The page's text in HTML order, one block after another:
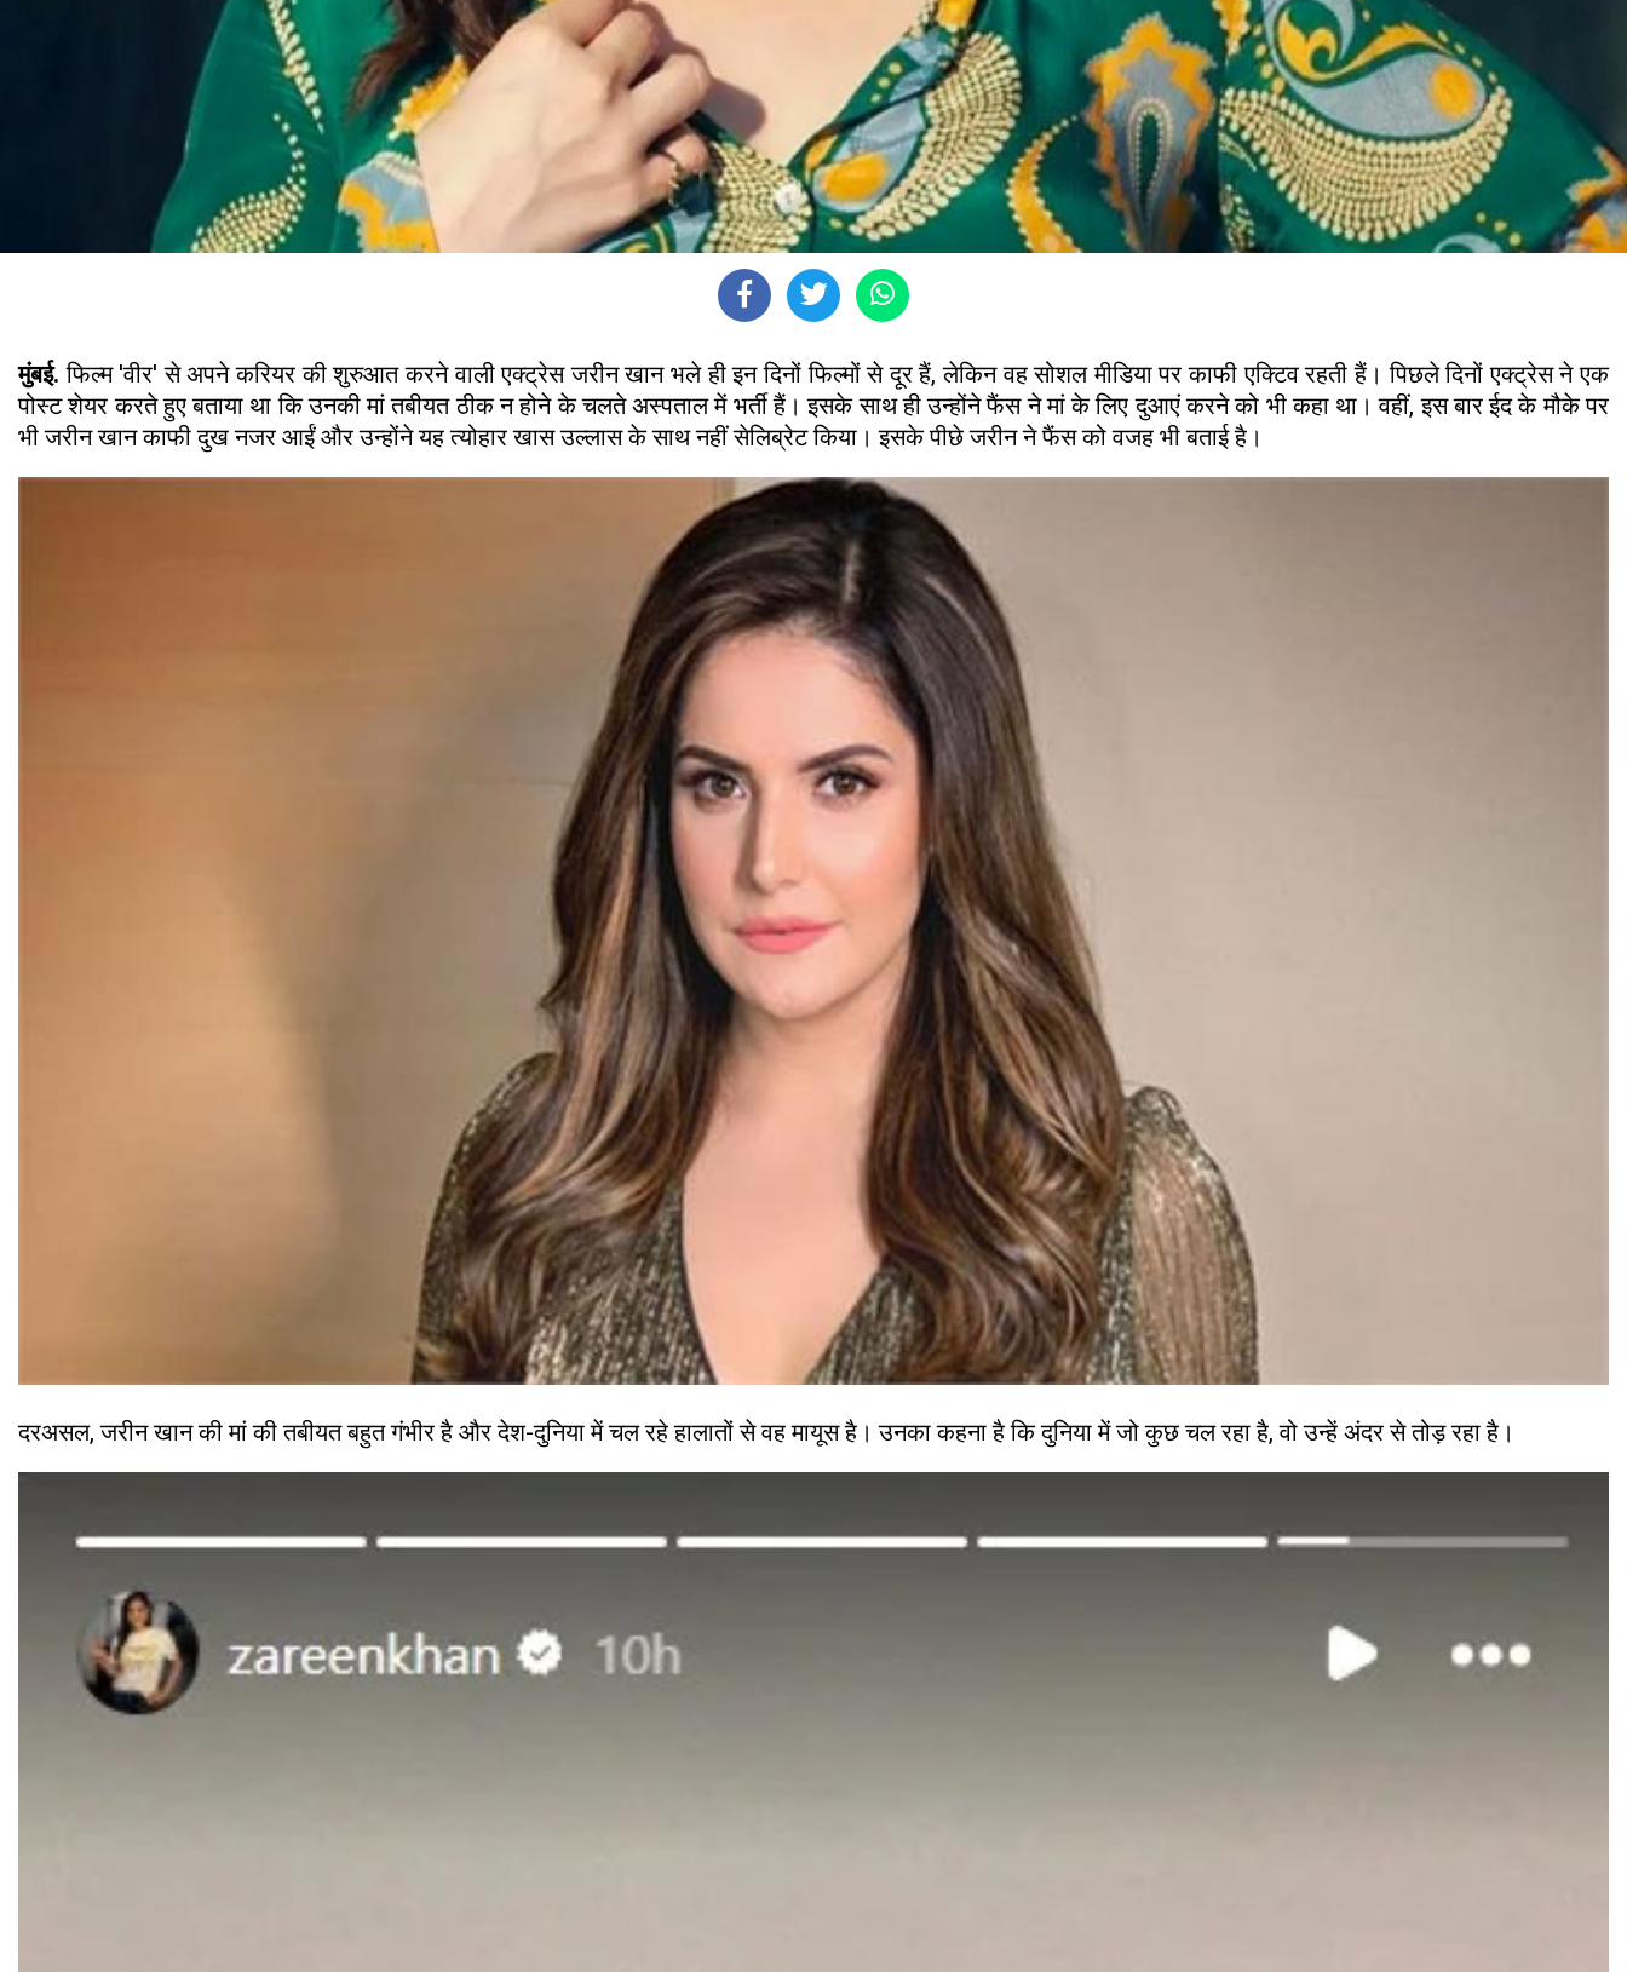
मुंबई.फिल्म 'वीर' से अपने करियर की शुरुआत करने वाली एक्ट्रेस जरीन खान भले ही इन दिनों फिल्मों से दूर हैं, लेकिन वह सोशल मीडिया पर काफी एक्टिव रहती हैं। पिछले दिनों एक्ट्रेस ने एक
पोस्ट शेयर करते हुए बताया था कि उनकी मां तबीयत ठीक न होने के चलते अस्पताल में भर्ती हैं। इसके साथ ही उन्होंने फैंस ने मां के लिए दुआएं करने को भी कहा था। वहीं, इस बार ईद के मौके पर
भी जरीन खान काफी दुख नजर आईं और उन्होंने यह त्योहार खास उल्लास के साथ नहीं सेलिब्रेट किया। इसके पीछे जरीन ने फैंस को वजह भी बताई है।
दरअसल, जरीन खान की मां की तबीयत बहुत गंभीर है और देश-दुनिया में चल रहे हालातों से वह मायूस है। उनका कहना है कि दुनिया में जो कुछ चल रहा है, वो उन्हें अंदर से तोड़ रहा है।